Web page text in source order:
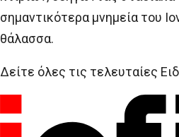
σημαντικότερα μνημεία του
θάλασσα.
Δείτε όλες τις τελευταίες